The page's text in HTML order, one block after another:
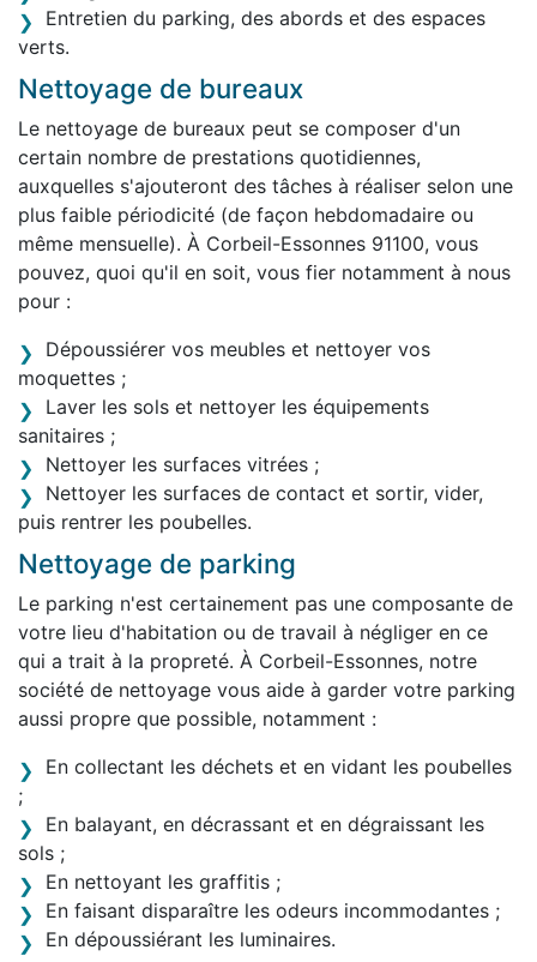
Entretien du parking, des abords et des espaces
verts.
Nettoyage de bureaux
Le nettoyage de bureaux peut se composer d'un
certain nombre de prestations quotidiennes,
auxquelles s'ajouteront des tâches à réaliser selon une
plus faible périodicité (de façon hebdomadaire ou
même mensuelle). À Corbeil-Essonnes 91100, vous
pouvez, quoi qu'il en soit, vous fier notamment à nous
pour :
Dépoussiérer vos meubles et nettoyer vos
moquettes ;
Laver les sols et nettoyer les équipements
sanitaires ;
Nettoyer les surfaces vitrées ;
Nettoyer les surfaces de contact et sortir, vider,
puis rentrer les poubelles.
Nettoyage de parking
Le parking n'est certainement pas une composante de
votre lieu d'habitation ou de travail à négliger en ce
qui a trait à la propreté. À Corbeil-Essonnes, notre
société de nettoyage vous aide à garder votre parking
aussi propre que possible, notamment :
En collectant les déchets et en vidant les poubelles
;
En balayant, en décrassant et en dégraissant les
sols ;
En nettoyant les graffitis ;
En faisant disparaître les odeurs incommodantes ;
En dépoussiérant les luminaires.